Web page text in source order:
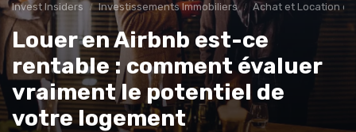
Invest Insiders Investissements Immobiliers Achat et Location
Louer en Airbnb est-ce
rentable : comment évaluer
vraiment le potentiel de
votre logement